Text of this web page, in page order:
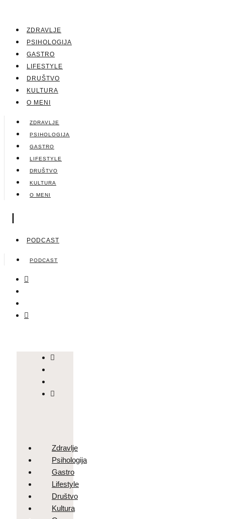
ZDRAVLJE
PSIHOLOGIJA
GASTRO
LIFESTYLE
DRUŠTVO
KULTURA
O MENI
ZDRAVLJE
PSIHOLOGIJA
GASTRO
LIFESTYLE
DRUŠTVO
KULTURA
O MENI
|
PODCAST
PODCAST
Zdravlje
Psihologija
Gastro
Lifestyle
Društvo
Kultura